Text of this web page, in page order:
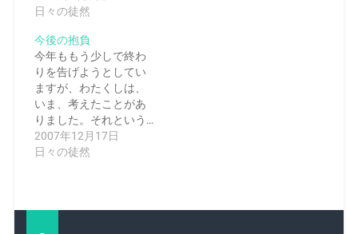
日々の徒然
今後の抱負
今年ももう少しで終わ
りを告げようとしてい
ますが、わたくしは、
いま、考えたことがあ
りました。それという…
2007年12月17日
日々の徒然